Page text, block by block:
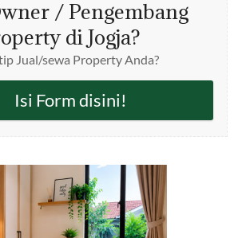
/ Pengembang
di Jogja?
Jual/sewa Property Anda?
Isi Form disini!